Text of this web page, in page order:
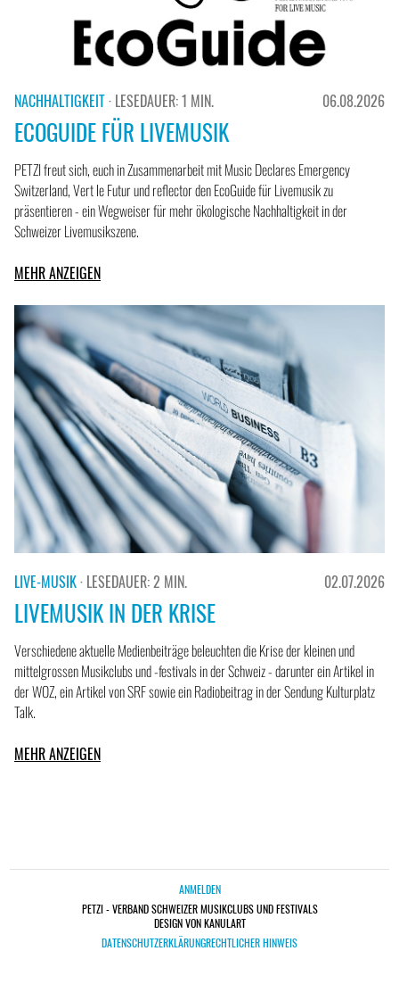
NACHHALTIGKEIT· LESEDAUER: 1 MIN. 06.08.2026
ECOGUIDE FÜR LIVEMUSIK
PETZI freut sich, euch in Zusammenarbeit mit Music Declares Emergency
Switzerland, Vert le Futur und reflector den EcoGuide für Livemusik zu
präsentieren - ein Wegweiser für mehr ökologische Nachhaltigkeit in der
Schweizer Livemusikszene.
MEHR ANZEIGEN
LIVE-MUSIK· LESEDAUER: 2 MIN. 02.07.2026
LIVEMUSIK IN DER KRISE
Verschiedene aktuelle Medienbeiträge beleuchten die Krise der kleinen und
mittelgrossen Musikclubs und -festivals in der Schweiz - darunter ein Artikel in
der WOZ, ein Artikel von SRF sowie ein Radiobeitrag in der Sendung Kulturplatz
Talk.
MEHR ANZEIGEN
ANMELDEN
PETZI - VERBAND SCHWEIZER MUSIKCLUBS UND FESTIVALS
DESIGN VON KANULART
DATENSCHUTZERKLÄRUNGRECHTLICHER HINWEIS